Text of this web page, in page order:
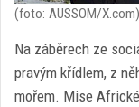
(foto: AUSSOM/X.com)
Na záběrech ze
pravým křídlem, z
mořem. Mise